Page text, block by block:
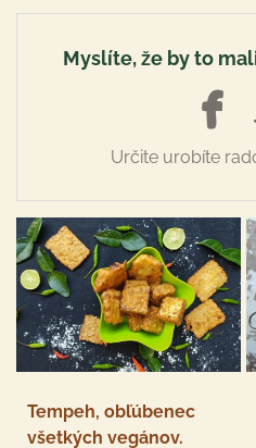
Tempeh, obľúbenec
všetkých vegánov.
Myslíte, že by to
Určite urobíte